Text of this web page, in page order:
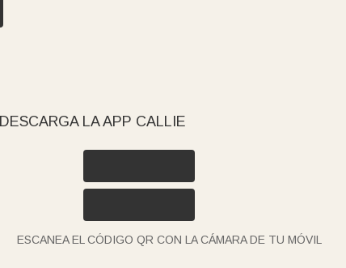
DESCARGA LA APP CALLIE
ESCANEA EL CÓDIGO QR CON LA CÁMARA DE TU MÓVIL